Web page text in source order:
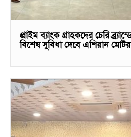
প্রাইম ব্যাংক গ্রাহকদের চেরি
বিশেষ সুবিধা দেবে এশিয়ান